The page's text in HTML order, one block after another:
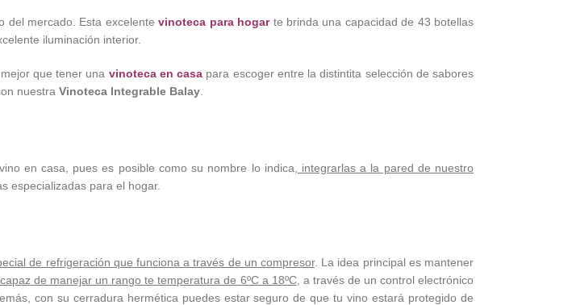
del mercado. Esta excelentevinoteca para hogarte brinda una capacidad de 43 botellas
iluminación interior.
que tener una vinoteca en casa para escoger entre la distintita selección de sabores
nuestra Vinoteca Integrable Balay
en casa, pues es posible como su nombre lo indica , integrarlas a la pared de nuestro
especializadas para el hogar.
de refrigeración que funciona a través de un compresor. La idea principal es mantener
de manejar un rango te temperatura de 6ºC a 18ºC, a través de un control electrónico
con su cerradura hermética puedes estar seguro de que tu vino estará protegido de